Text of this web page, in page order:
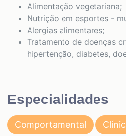
Alimentação vegetariana;
Nutrição em esportes -
Alergias alimentares;
Tratamento de doenças
hipertenção, diabetes,
Especialidades
Comportamental